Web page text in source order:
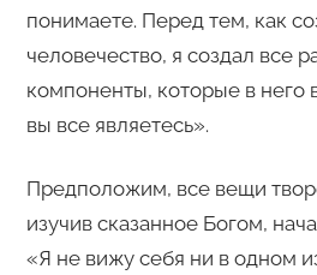
понимаете. Перед тем, как
человечество, я создал все
компоненты, которые в него
вы все являетесь».
Предположим, все вещи
изучив сказанное Богом,
«Я не вижу себя ни в одном